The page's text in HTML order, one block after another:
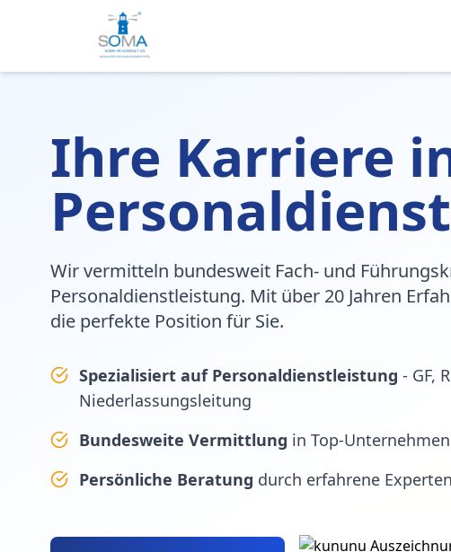
Ihre Karriere
Wir vermitteln bundesweit Fach- und
Personaldienstleistung. Mit über 20 Jahren
die perfekte Position für Sie.
Spezialisiert auf Personaldienstleistung - GF,
Niederlassungsleitung
Bundesweite Vermittlung in Top-
Persönliche Beratung durch erfahrene Experten